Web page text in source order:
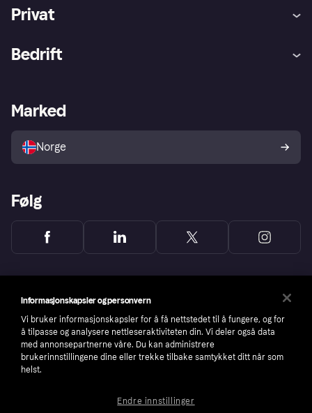
Privat
Utforsk butikker
Bedrift
Merchant portal
Marked
Norge
Følg
Informasjonskapsler og personvern
Vi bruker informasjonskapsler for å få nettstedet til å fungere, og for
å tilpasse og analysere nettleseraktiviteten din. Vi deler også data
med annonsepartnerne våre. Du kan administrere
brukerinnstillingene dine eller trekke tilbake samtykket ditt når som
helst.
Endre innstillinger